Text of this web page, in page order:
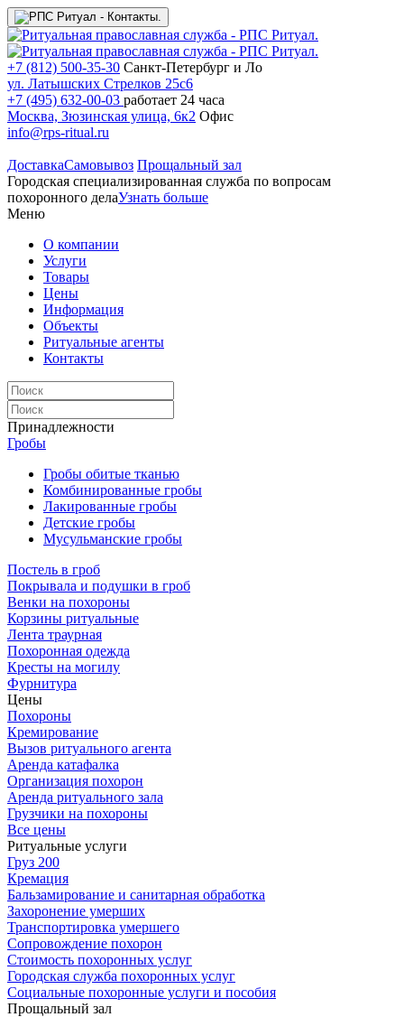
+7 (812) 500-35-30 Санкт-Петербург и Ло
ул. Латышских Стрелков 25с6
+7 (495) 632-00-03 работает 24 часа
Москва, Зюзинская улица, 6к2 Офис
info@rps-ritual.ru
ДоставкаСамовывоз Прощальный зал
Городская специализированная служба по вопросам
похоронного делаУзнать больше
Меню
О компании
Услуги
Товары
Цены
Информация
Объекты
Ритуальные агенты
Контакты
Принадлежности
Гробы
Гробы обитые тканью
Комбинированные гробы
Лакированные гробы
Детские гробы
Мусульманские гробы
Постель в гроб
Покрывала и подушки в гроб
Венки на похороны
Корзины ритуальные
Лента траурная
Похоронная одежда
Кресты на могилу
Фурнитура
Цены
Похороны
Кремирование
Вызов ритуального агента
Аренда катафалка
Организация похорон
Аренда ритуального зала
Грузчики на похороны
Все цены
Ритуальные услуги
Груз 200
Кремация
Бальзамирование и санитарная обработка
Захоронение умерших
Транспортировка умершего
Сопровождение похорон
Стоимость похоронных услуг
Городская служба похоронных услуг
Социальные похоронные услуги и пособия
Прощальный зал